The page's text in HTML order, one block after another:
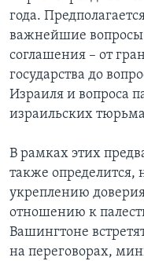
года.
важнейшие
соглашения – от
государства до
Израиля и вопроса
израильских
В рамках этих
также определится,
укреплению
отношению к
Вашингтоне
на переговорах,